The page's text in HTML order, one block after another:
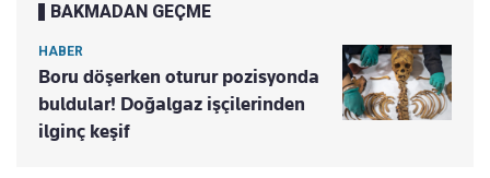
BAKMADAN GEÇME
HABER
Boru döşerken oturur pozisyonda
buldular! Doğalgaz işçilerinden
ilginç keşif